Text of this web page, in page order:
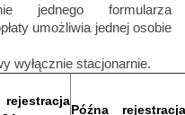
jednego formularza
umożliwia jednej osobie
wyłącznie stacjonarnie.
Późna